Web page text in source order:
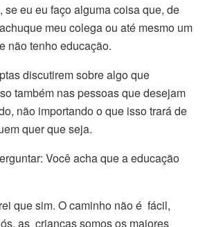
se eu eu faço alguma coisa que, de
meu colega ou até mesmo um
não tenho educação.
discutirem sobre algo que
também nas pessoas que desejam
não importando o que isso trará de
quer que seja.
Você acha que a educação
que sim. O caminho não é fácil,
as crianças somos os maiores